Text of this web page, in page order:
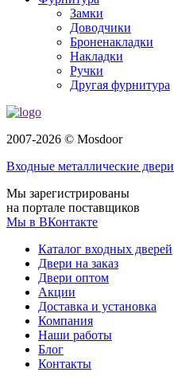
Замки
Доводчики
Броненакладки
Накладки
Ручки
Другая фурнитура
2007-2026 © Mosdoor
Входные металлические двери
Мы зарегистрированы
на портале поставщиков
Мы в ВКонтакте
Каталог входных дверей
Двери на заказ
Двери оптом
Акции
Доставка и установка
Компания
Наши работы
Блог
Контакты